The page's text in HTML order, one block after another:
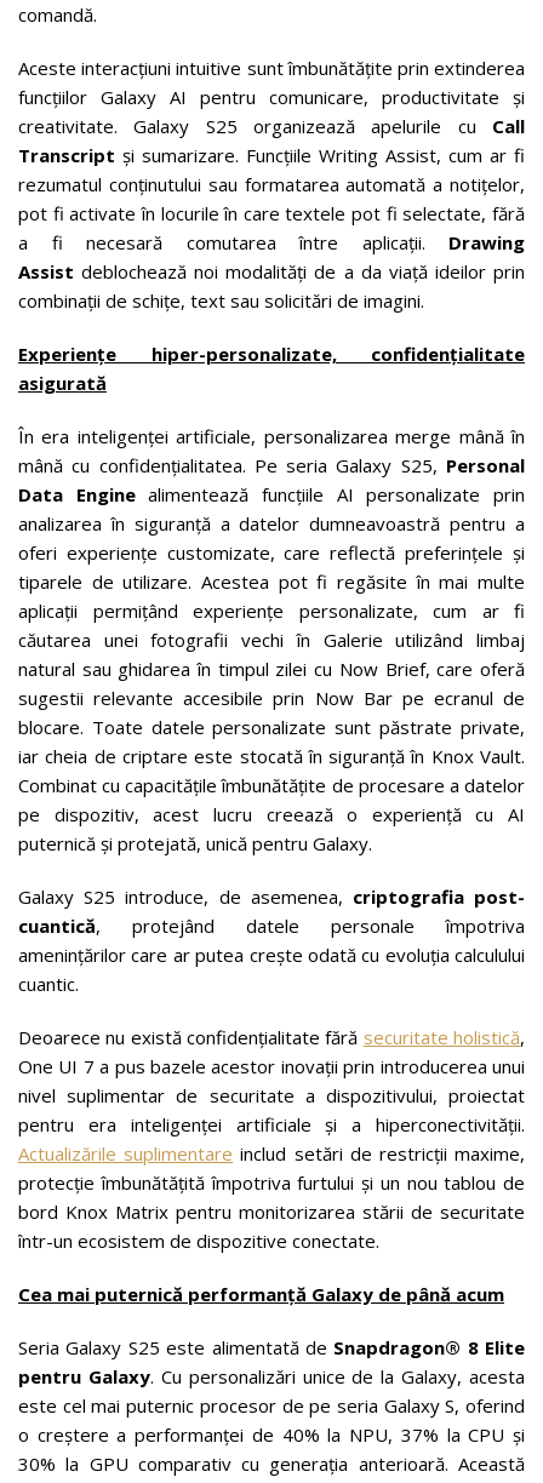
comandă.
Aceste interacțiuni intuitive sunt îmbunătățite prin extinderea
funcțiilor Galaxy AI pentru comunicare, productivitate și
creativitate. Galaxy S25 organizează apelurile cu Call
Transcript și sumarizare. Funcțiile Writing Assist, cum ar fi
rezumatul conținutului sau formatarea automată a notițelor,
pot fi activate în locurile în care textele pot fi selectate, fără
a fi necesară comutarea între aplicații. Drawing
Assist deblochează noi modalități de a da viață ideilor prin
combinații de schițe, text sau solicitări de imagini.
Experiențe hiper-personalizate, confidențialitate
asigurată
În era inteligenței artificiale, personalizarea merge mână în
mână cu confidențialitatea. Pe seria Galaxy S25, Personal
Data Enginealimentează funcțiile AI personalizate prin
analizarea în siguranță a datelor dumneavoastră pentru a
oferi experiențe customizate, care reflectă preferințele și
tiparele de utilizare. Acestea pot fi regăsite în mai multe
aplicații permițând experiențe personalizate, cum ar fi
căutarea unei fotografii vechi în Galerie utilizând limbaj
natural sau ghidarea în timpul zilei cu Now Brief, care oferă
sugestii relevante accesibile prin Now Bar pe ecranul de
blocare. Toate datele personalizate sunt păstrate private,
iar cheia de criptare este stocată în siguranță în Knox Vault.
Combinat cu capacitățile îmbunătățite de procesare a datelor
pe dispozitiv, acest lucru creează o experiență cu AI
puternică și protejată, unică pentru Galaxy.
Galaxy S25 introduce, de asemenea, criptografia post-
cuantică, protejând datele personale împotriva
amenințărilor care ar putea crește odată cu evoluția calculului
cuantic.
Deoarece nu există confidențialitate fără securitate holistică,
One UI 7 a pus bazele acestor inovații prin introducerea unui
nivel suplimentar de securitate a dispozitivului, proiectat
pentru era inteligenței artificiale și a hiperconectivității.
Actualizările suplimentare includ setări de restricții maxime,
protecție îmbunătățită împotriva furtului și un nou tablou de
bord Knox Matrix pentru monitorizarea stării de securitate
într-un ecosistem de dispozitive conectate.
Cea mai puternică performanță Galaxy de până acum
Seria Galaxy S25 este alimentată de Snapdragon® 8 Elite
pentru Galaxy. Cu personalizări unice de la Galaxy, acesta
este cel mai puternic procesor de pe seria Galaxy S, oferind
o creștere a performanței de 40% la NPU, 37% la CPU și
30% la GPU comparativ cu generația anterioară. Această